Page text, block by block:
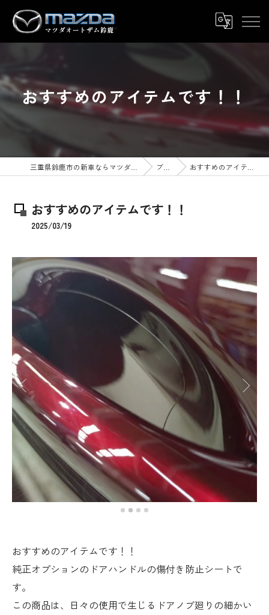
おすすめのアイテムです！！
ブログ おすすめのアイテムです！！
おすすめのアイテムです！！
2025/03/19
おすすめのアイテムです！！
純正オプションのドアハンドルの傷付き防止シートで
す。
この商品は、日々の使用で生じるドアノブ廻りの細かい